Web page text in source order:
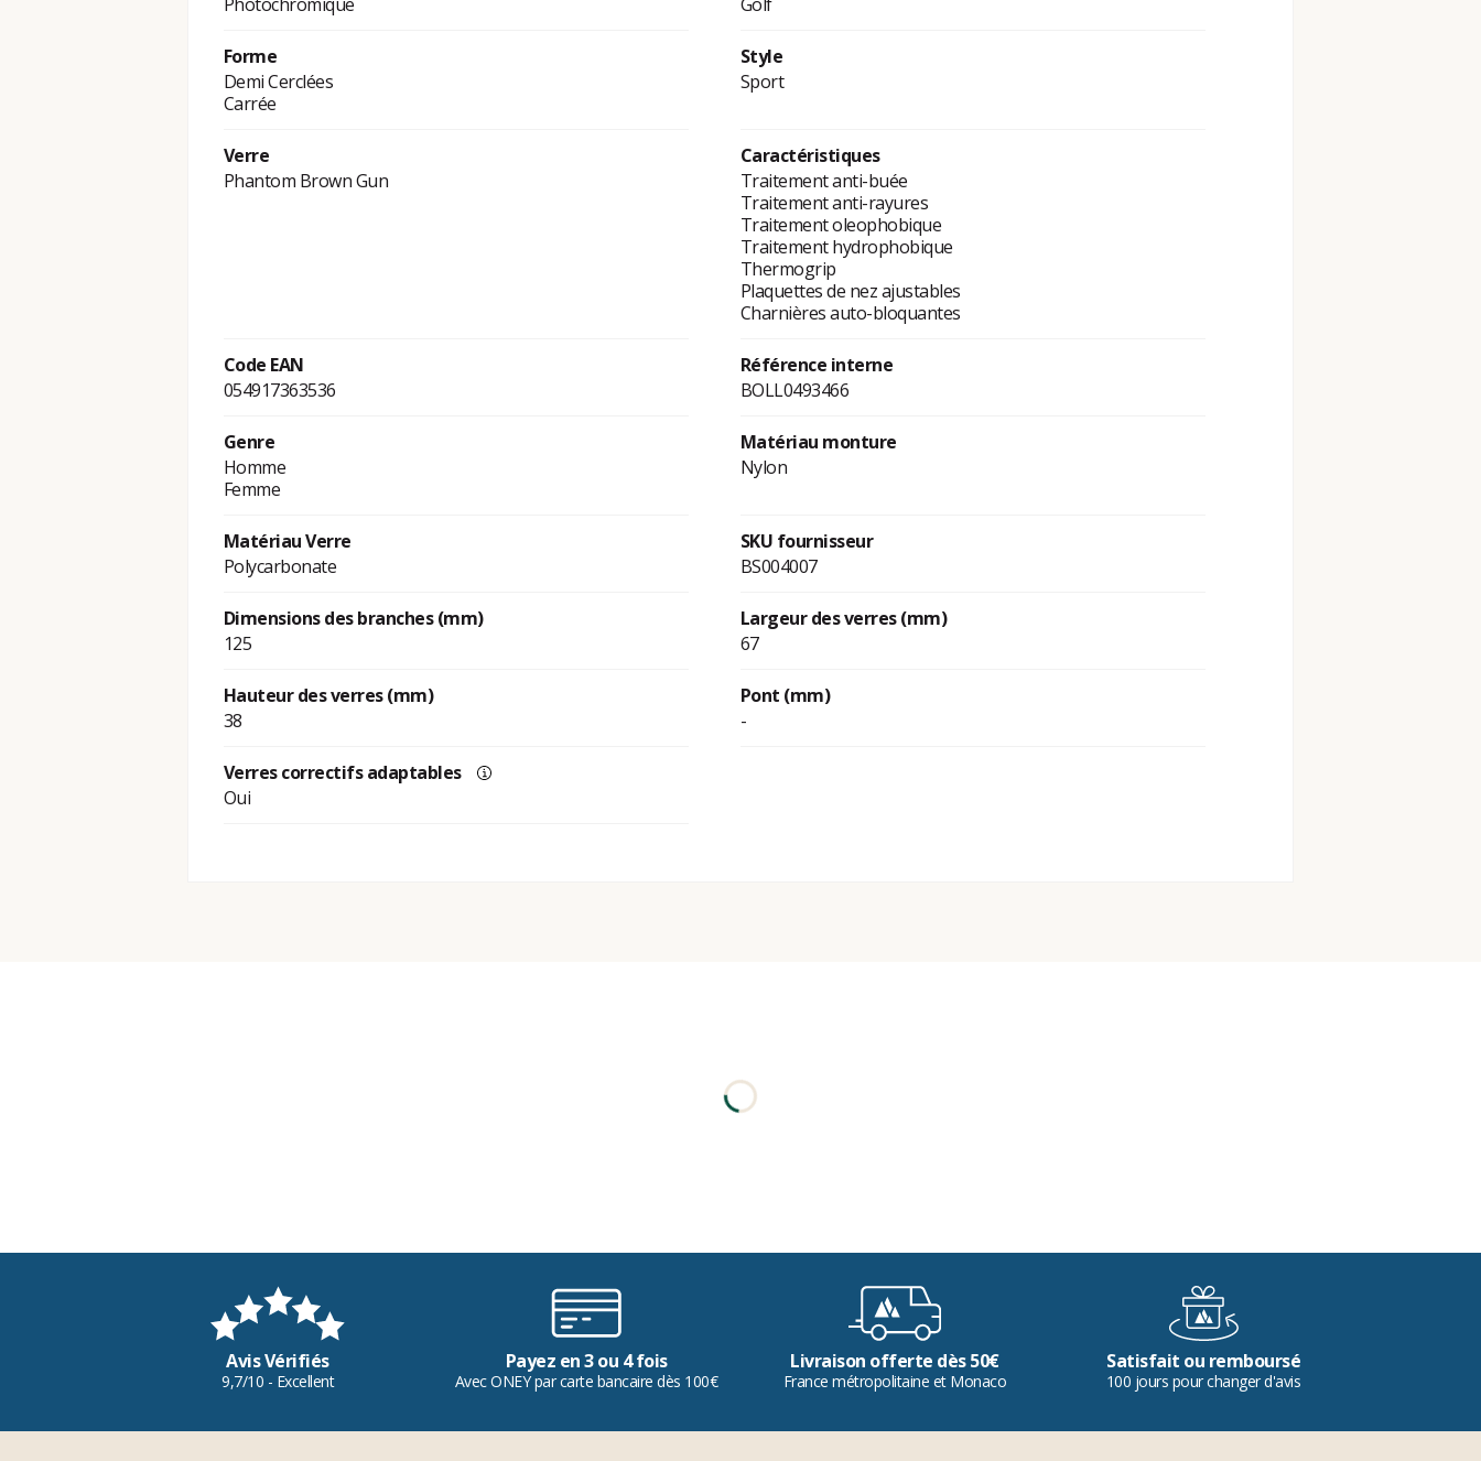
Forme
Demi Cerclées
Carrée
Style
Sport
Verre
Phantom Brown Gun
Caractéristiques
Traitement anti-buée
Traitement anti-rayures
Traitement oleophobique
Traitement hydrophobique
Thermogrip
Plaquettes de nez ajustables
Charnières auto-bloquantes
Code EAN
054917363536
Référence interne
BOLL0493466
Genre
Homme
Femme
Matériau monture
Nylon
Matériau Verre
Polycarbonate
SKU fournisseur
BS004007
Dimensions des branches (mm)
125
Largeur des verres (mm)
67
Hauteur des verres (mm)
38
Pont (mm)
-
Verres correctifs adaptables
Oui
Avis Vérifiés
9,7/10 - Excellent
Payez en 3 ou 4 fois
Avec ONEY par carte bancaire dès 100€
Livraison offerte dès 50€
France métropolitaine et Monaco
Satisfait ou remboursé
100 jours pour changer d'avis